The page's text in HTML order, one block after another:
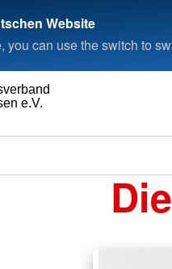
Website
you can use the switch to
e.V.